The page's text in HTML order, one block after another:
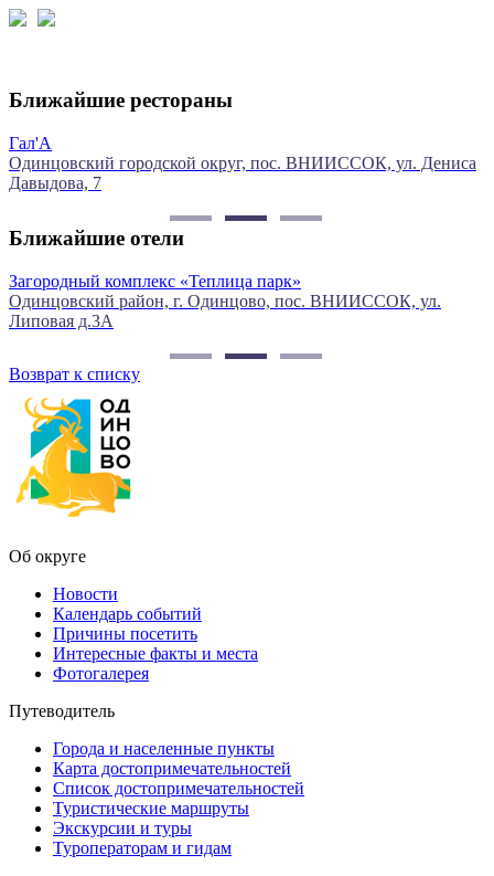
Ближайшие рестораны
Гал'А
Одинцовский городской округ, пос. ВНИИССОК, ул. Дениса
Давыдова, 7
Ближайшие отели
Загородный комплекс «Теплица парк»
Одинцовский район, г. Одинцово, пос. ВНИИССОК, ул.
Липовая д.3А
Возврат к списку
Об округе
Новости
Календарь событий
Причины посетить
Интересные факты и места
Фотогалерея
Путеводитель
Города и населенные пункты
Карта достопримечательностей
Список достопримечательностей
Туристические маршруты
Экскурсии и туры
Туроператорам и гидам